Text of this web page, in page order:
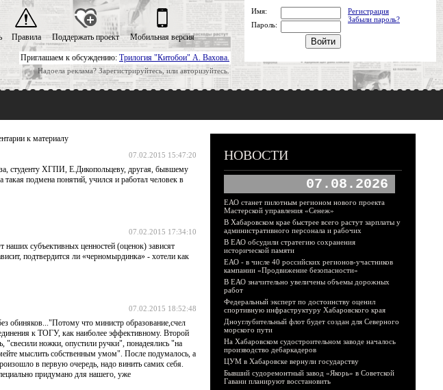
Приглашаем к обсуждению: Трилогия "Китобои" А. Вахова.
Надоела реклама? Зарегистрируйтесь, или авторизуйтесь.
Правила Поддержать проект Мобильная версия
Имя:
Регистрация
Забыли пароль?
Пароль:
к материалу
07.02.2015 15:47:20
студенту ХГПИ, Е.Дикопольцеву, другая, бывшему
подмена понятий, учился и работал человек в
07.02.2015 17:34:10
субъективных ценностей (оценок) зависят
подтвердится ли «черномырдинка» - хотели как
07.02.2015 18:52:48
обиняков..."Потому что министр образование,счел
к ТОГУ, как наиболее эффективному. Второй
"свесили ножки, опустили ручки", понадеялись "на
мыслить собственным умом". После подумалось, а
в первую очередь, надо винить самих себя.
придумано для нашего, уже
НОВОСТИ
07.08.2026
ЕАО станет пилотным регионом нового проекта
Мастерской управления «Сенеж»
В Хабаровском крае быстрее всего растут зарплаты у
административного персонала и рабочих
В ЕАО обсудили стратегию сохранения
исторической памяти
ЕАО - в числе 40 российских регионов-участников
кампании «Продвижение безопасности»
В ЕАО значительно увеличены объемы дорожных
работ
Федеральный эксперт по достоинству оценил
спортивную инфраструктуру Хабаровского края
Дноуглубительный флот будет создан для Северного
морского пути
На Хабаровском судостроительном заводе началось
производство дебаркадеров
ЦУМ в Хабаровске вернули государству
Бывший судоремонтный завод «Якорь» в Советской
Гавани планируют восстановить